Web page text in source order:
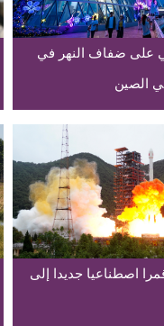
على ضفاف النهر في
الصين
اصطناعيا جديدا إلى